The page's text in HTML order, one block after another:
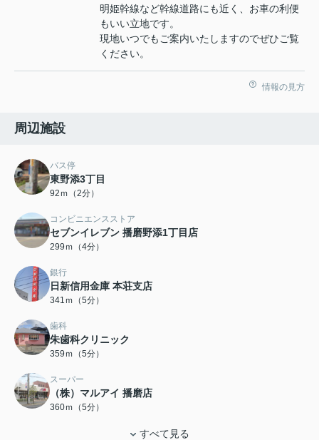
明姫幹線など幹線道路にも近く、お車の利便
もいい立地です。
現地いつでもご案内いたしますのでぜひご覧
ください。
情報の見方
周辺施設
バス停
東野添3丁目
92ｍ（2分）
コンビニエンスストア
セブンイレブン 播磨野添1丁目店
299ｍ（4分）
銀行
日新信用金庫 本荘支店
341ｍ（5分）
歯科
朱歯科クリニック
359ｍ（5分）
スーパー
（株）マルアイ 播磨店
360ｍ（5分）
すべて見る